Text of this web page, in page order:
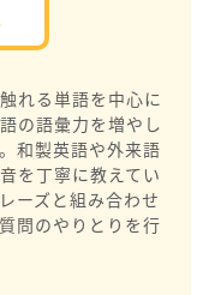
れる単語を中心に
の語彙力を増やし
和製英語や外来語
を丁寧に教えてい
ーズと組み合わせ
問のやりとりを行